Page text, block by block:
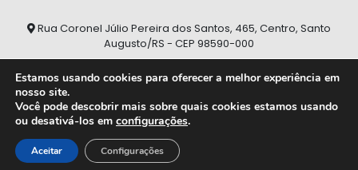
Rua Coronel Júlio Pereira dos Santos, 465, Centro, Santo
Augusto/RS - CEP 98590-000
2026 © Todos os direitos reservados.
Estamos usando cookies para oferecer a melhor experiência em
nosso site.
Você pode descobrir mais sobre quais cookies estamos usando
ou desativá-los em configurações.
Aceitar Configurações